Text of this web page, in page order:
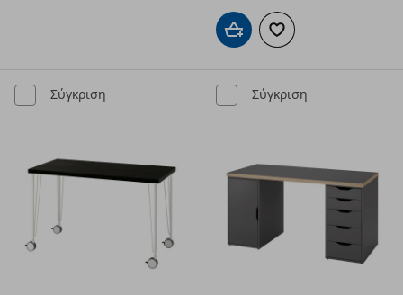
Προσθήκη στο καλάθι
Προσθήκη στα
Σύγκριση Σύγκριση